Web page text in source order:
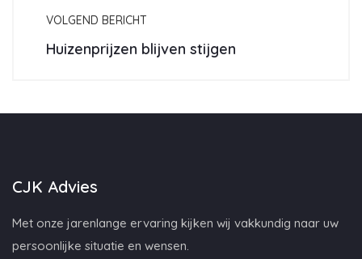
VOLGEND BERICHT
Huizenprijzen blijven stijgen
CJK Advies
Met onze jarenlange ervaring kijken wij vakkundig naar uw
persoonlijke situatie en wensen.